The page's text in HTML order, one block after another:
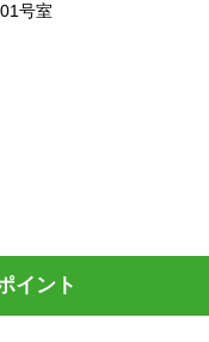
号室
イント